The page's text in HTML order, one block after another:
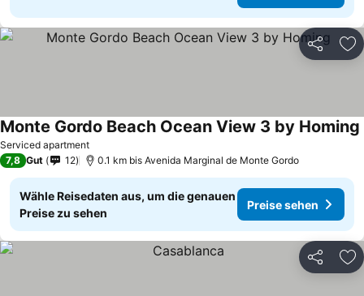
Teilen
Serviced apartment
Monte Gordo Beach Ocean View 3 by Homing
7,8 Gut 12 0.1 km bis Avenida Marginal de Monte Gordo
Wähle Reisedaten aus, um die genauen
Preise zu sehen
Preise sehen
Teilen